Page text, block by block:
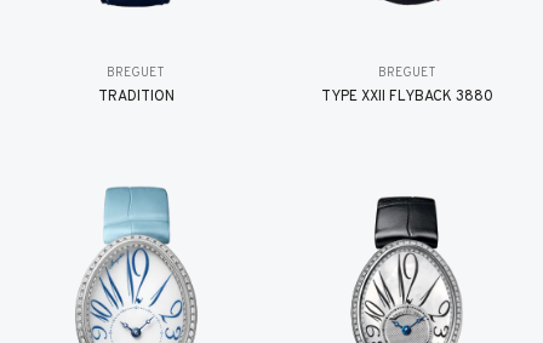
BREGUET
TRADITION
BREGUET
TYPE XXII FLYBACK 3880